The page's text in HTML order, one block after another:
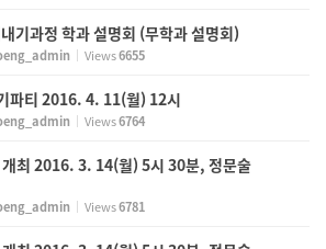
기과정 학과 설명회 (무학과 설명회)
Views6655
파티 2016. 4. 11(월) 12시
Views6764
개최 2016. 3. 14(월) 5시 30분, 정문술
Views6781